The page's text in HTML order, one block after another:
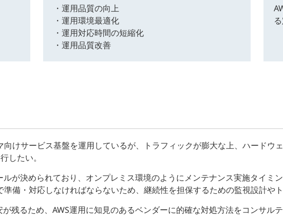
・運用品質の向上
・運用環境最適化
・運用対応時間の短縮化
・運用品質改善
けサービス基盤を運用しているが、トラフィックが膨大な上、ハードウ
したい。
が決められており、オンプレミス環境のようにメンテナンス実施タイミ
備・対応しなければならないため、継続性を担保するための監視設計や
残るため、AWS運用に知見のあるベンダーに的確な対処方法をコンサルテ